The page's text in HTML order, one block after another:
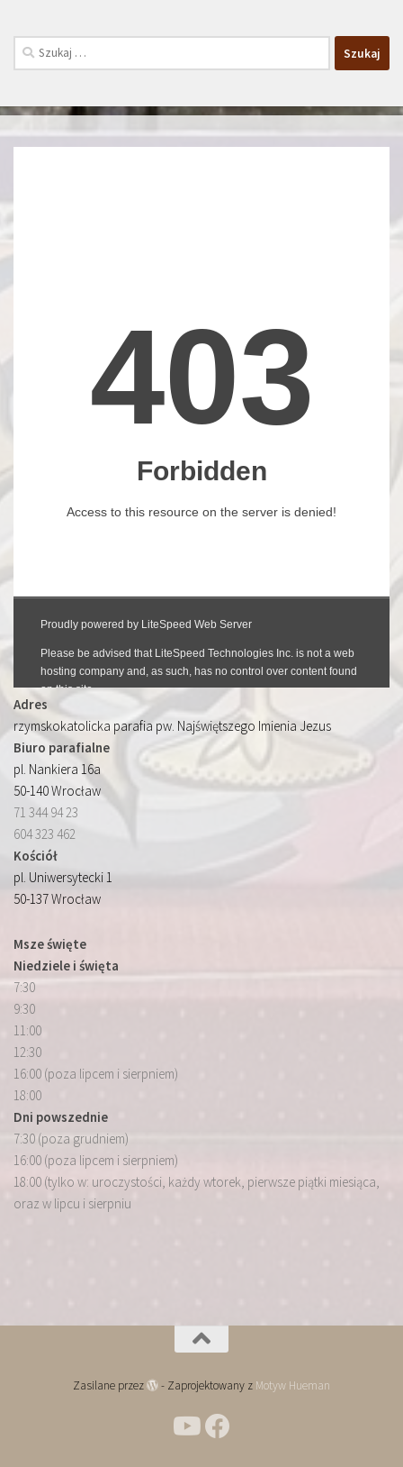
Szukaj:
Adres
rzymskokatolicka parafia pw. Najświętszego Imienia Jezus
Biuro parafialne
pl. Nankiera 16a
50-140 Wrocław
71 344 94 23
604 323 462
Kościół
pl. Uniwersytecki 1
50-137 Wrocław
Msze święte
Niedziele i święta
7:30
9:30
11:00
12:30
16:00 (poza lipcem i sierpniem)
18:00
Dni powszednie
7:30 (poza grudniem)
16:00 (poza lipcem i sierpniem)
18:00 (tylko w: uroczystości, każdy wtorek, pierwsze piątki miesiąca,
oraz w lipcu i sierpniu
Zasilane przez - Zaprojektowany z Motyw Hueman